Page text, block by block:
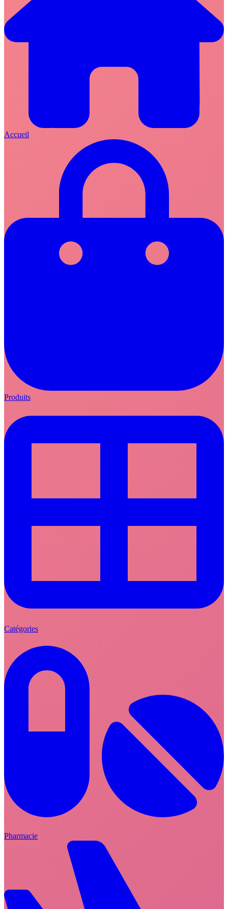
Accueil
Produits
Catégories
Pharmacie